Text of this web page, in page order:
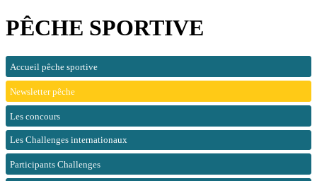
PÊCHE SPORTIVE
Accueil pêche sportive
Newsletter pêche
Les concours
Les Challenges internationaux
Participants Challenges